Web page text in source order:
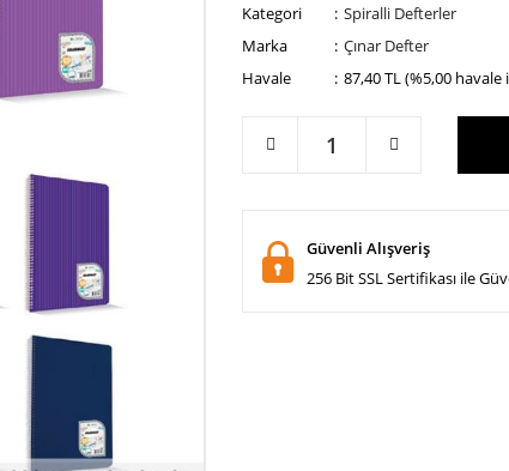
Kategori
Spiralli Defterler
Marka
Çınar Defter
Havale
87,40 TL (%5,00
Güvenli Alışveriş
256 Bit SSL Sertifikası ile